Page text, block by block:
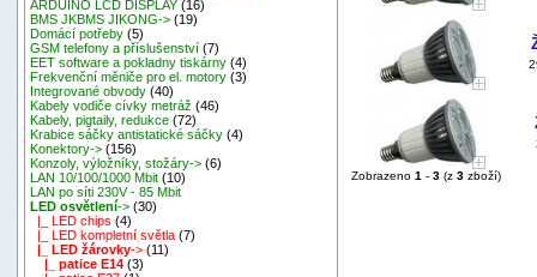
ARDUINO LCD DISPLAY (16)
BMS JKBMS JIKONG-> (19)
Domácí potřeby (5)
GSM telefony a příslušenství (7)
EET software a pokladny tiskárny (4)
Frekvenční měniče pro el. motory (3)
Integrované obvody (40)
Kabely vodiče cívky metráž (46)
Kabely, pigtaily, redukce (72)
Krabice sáčky antistatické sáčky (4)
Konektory-> (156)
Konzoly, výložníky, stožáry-> (6)
LAN 10/100/1000 Mbit (10)
LAN po síti 230V - 85 Mbit
LED osvětlení-> (30)
|_ LED chips (4)
|_ LED kompletní světla (7)
|_ LED žárovky-> (11)
|_ patice E14 (3)
Zobrazeno 1 - 3 (z 3 zboží)